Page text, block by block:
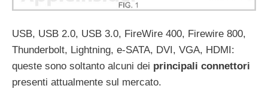
USB, USB 2.0, USB 3.0, FireWire 400, Firewire 800,
Thunderbolt, Lightning, e-SATA, DVI, VGA, HDMI:
queste sono soltanto alcuni dei principali connettori
presenti attualmente sul mercato.